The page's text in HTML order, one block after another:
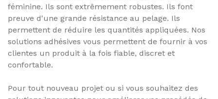
féminine. Ils sont extrêmement robustes. Ils font
preuve d'une grande résistance au pelage. Ils
permettent de réduire les quantités appliquées. Nos
solutions adhésives vous permettent de fournir à vos
clientes un produit à la fois fiable, discret et
confortable.
Pour tout nouveau projet ou si vous souhaitez des